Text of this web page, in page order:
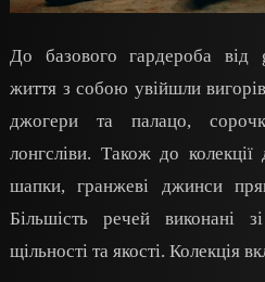
До базового гардероба від
життя з собою увійшли
джогери та палацо,
лонгсліви. Також до
шапки, гранжеві джинси
Більшість речей виконані
щільності та якості. Колекція